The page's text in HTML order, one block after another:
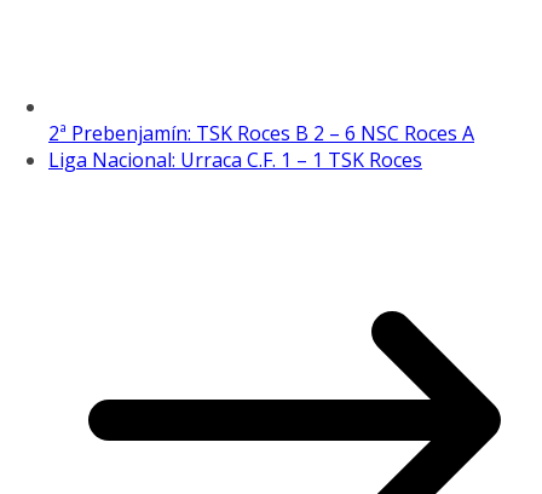
2ª Prebenjamín: TSK Roces B 2 – 6 NSC Roces A
Liga Nacional: Urraca C.F. 1 – 1 TSK Roces